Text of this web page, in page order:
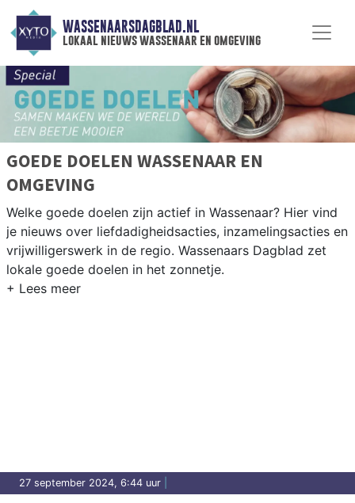
WASSENAARSDAGBLAD.NL
lokaal nieuws wassenaar en omgeving
GOEDE DOELEN WASSENAAR EN
OMGEVING
Welke goede doelen zijn actief in Wassenaar? Hier vind
je nieuws over liefdadigheidsacties, inzamelingsacties en
vrijwilligerswerk in de regio. Wassenaars Dagblad zet
lokale goede doelen in het zonnetje.
27 september 2024, 6:44 uur